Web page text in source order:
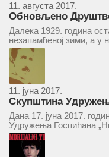
11. августа 2017.
Обновљено
и књижница“ у
Далека 1929. година
незапамћеној зими, а
Друштва „Српска
Врепцу“. Потакнути
уздизањем група...
11. јуна 2017.
Скупштина
у суботу 17. јуна
Дана 17. јуна 2017.
Удружења Госпићана
ће се одржати у
9 Београд, у 11